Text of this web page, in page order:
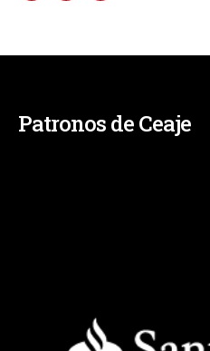
Patronos de Ceaje